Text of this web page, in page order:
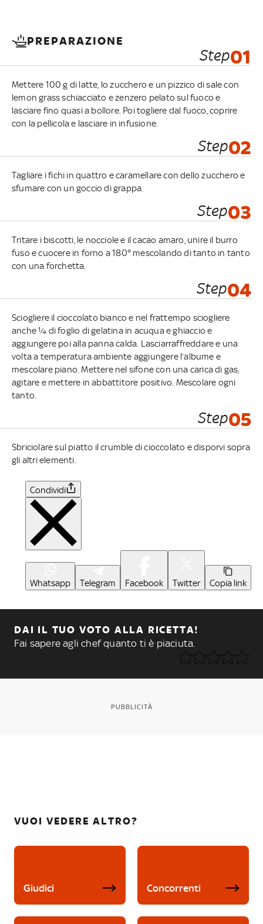
PREPARAZIONE
Step01
Mettere 100 g di latte, lo zucchero e un pizzico di sale con
lemon grass schiacciato e zenzero pelato sul fuoco e
lasciare fino quasi a bollore. Poi togliere dal fuoco, coprire
con la pellicola e lasciare in infusione.
Step02
Tagliare i fichi in quattro e caramellare con dello zucchero e
sfumare con un goccio di grappa.
Step03
Tritare i biscotti, le nocciole e il cacao amaro, unire il burro
fuso e cuocere in forno a 180° mescolando di tanto in tanto
con una forchetta.
Step04
Sciogliere il cioccolato bianco e nel frattempo sciogliere
anche ¼ di foglio di gelatina in acuqua e ghiaccio e
aggiungere poi alla panna calda. Lasciarraffreddare e una
volta a temperatura ambiente aggiungere l’albume e
mescolare piano. Mettere nel sifone con una carica di gas,
agitare e mettere in abbattitore positivo. Mescolare ogni
tanto.
Step05
Sbriciolare sul piatto il crumble di cioccolato e disporvi sopra
gli altri elementi.
Condividi
Whatsapp Telegram Facebook Twitter Copia link
DAI IL TUO VOTO ALLA RICETTA!
Fai sapere agli chef quanto ti è piaciuta.
PUBBLICITÀ
VUOI VEDERE ALTRO?
Giudici Concorrenti